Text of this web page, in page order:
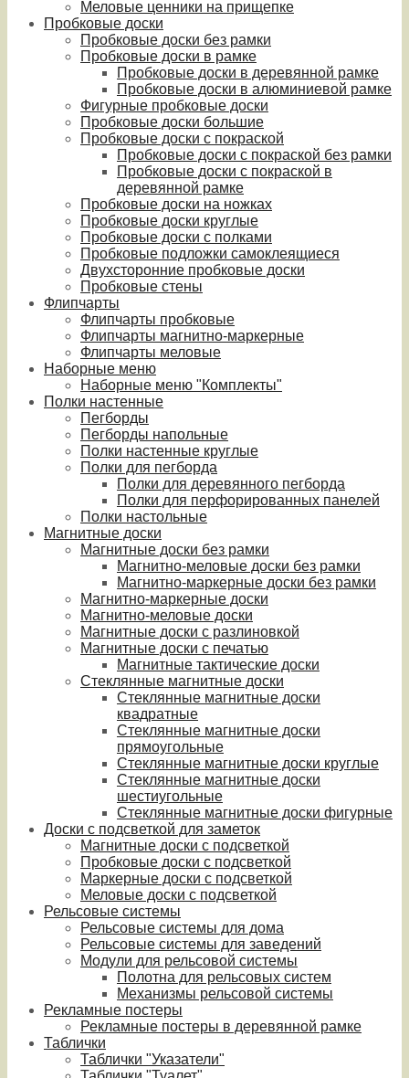
Меловые ценники на прищепке
Пробковые доски
Пробковые доски без рамки
Пробковые доски в рамке
Пробковые доски в деревянной рамке
Пробковые доски в алюминиевой рамке
Фигурные пробковые доски
Пробковые доски большие
Пробковые доски с покраской
Пробковые доски с покраской без рамки
Пробковые доски с покраской в
деревянной рамке
Пробковые доски на ножках
Пробковые доски круглые
Пробковые доски с полками
Пробковые подложки самоклеящиеся
Двухсторонние пробковые доски
Пробковые стены
Флипчарты
Флипчарты пробковые
Флипчарты магнитно-маркерные
Флипчарты меловые
Наборные меню
Наборные меню "Комплекты"
Полки настенные
Пегборды
Пегборды напольные
Полки настенные круглые
Полки для пегборда
Полки для деревянного пегборда
Полки для перфорированных панелей
Полки настольные
Магнитные доски
Магнитные доски без рамки
Магнитно-меловые доски без рамки
Магнитно-маркерные доски без рамки
Магнитно-маркерные доски
Магнитно-меловые доски
Магнитные доски с разлиновкой
Магнитные доски с печатью
Магнитные тактические доски
Стеклянные магнитные доски
Стеклянные магнитные доски
квадратные
Стеклянные магнитные доски
прямоугольные
Стеклянные магнитные доски круглые
Стеклянные магнитные доски
шестиугольные
Стеклянные магнитные доски фигурные
Доски с подсветкой для заметок
Магнитные доски с подсветкой
Пробковые доски с подсветкой
Маркерные доски с подсветкой
Меловые доски с подсветкой
Рельсовые системы
Рельсовые системы для дома
Рельсовые системы для заведений
Модули для рельсовой системы
Полотна для рельсовых систем
Механизмы рельсовой системы
Рекламные постеры
Рекламные постеры в деревянной рамке
Таблички
Таблички "Указатели"